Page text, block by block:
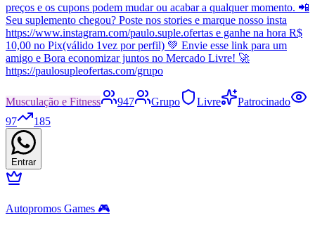
preços e os cupons podem mudar ou acabar a qualquer momento. 📲
Seu suplemento chegou? Poste nos stories e marque nosso insta
https://www.instagram.com/paulo.suple.ofertas e ganhe na hora R$
10,00 no Pix(válido 1vez por perfil) 💚 Envie esse link para um
amigo e Bora economizar juntos no Mercado Livre! 🚀
https://paulosupleofertas.com/grupo
Musculação e Fitness 947 Grupo Livre
Patrocinado
97
185
Entrar
Autopromos Games 🎮